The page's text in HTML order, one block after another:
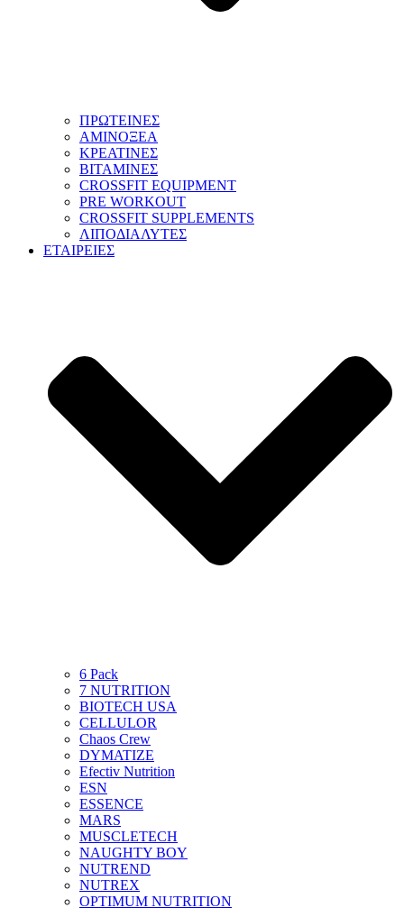
ΠΡΩΤΕΙΝΕΣ
ΑΜΙΝΟΞΕΑ
ΚΡΕΑΤΙΝΕΣ
ΒΙΤΑΜΙΝΕΣ
CROSSFIT EQUIPMENT
PRE WORKOUT
CROSSFIT SUPPLEMENTS
ΛΙΠΟΔΙΑΛΥΤΕΣ
ΕΤΑΙΡΕΙΕΣ
6 Pack
7 NUTRITION
BIOTECH USA
CELLULOR
Chaos Crew
DYMATIZE
Efectiv Nutrition
ESN
ESSENCE
MARS
MUSCLETECH
NAUGHTY BOY
NUTREND
NUTREX
OPTIMUM NUTRITION